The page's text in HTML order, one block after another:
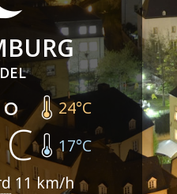
24°C
17°C
11km/h